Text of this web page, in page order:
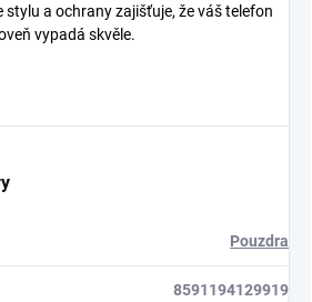
stylu a ochrany zajišťuje, že váš telefon
vypadá skvěle.
Pouzdra
8591194129919